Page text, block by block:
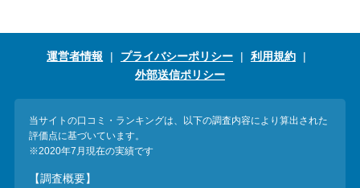
運営者情報 プライバシーポリシー
利用規約
外部送信ポリシー
当サイトの口コミ・ランキングは、以下の調査内容により算出された
評価点に基づいています。
※2020年7月現在の実績です
【調査概要】